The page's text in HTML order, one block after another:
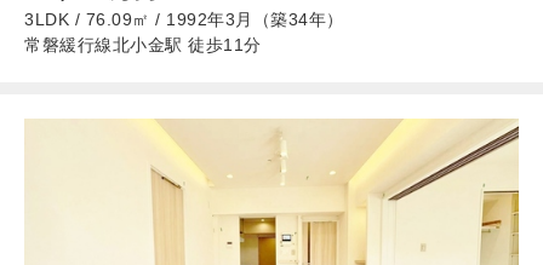
3LDK / 76.09㎡ / 1992年3月（築34年）
常磐緩行線北小金駅 徒歩11分